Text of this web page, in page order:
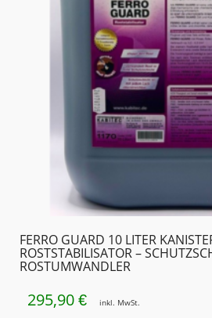
FERRO GUARD 10 LITER
ROSTSTABILISATOR –
ROSTUMWANDLER
295,90 € inkl. MwSt.